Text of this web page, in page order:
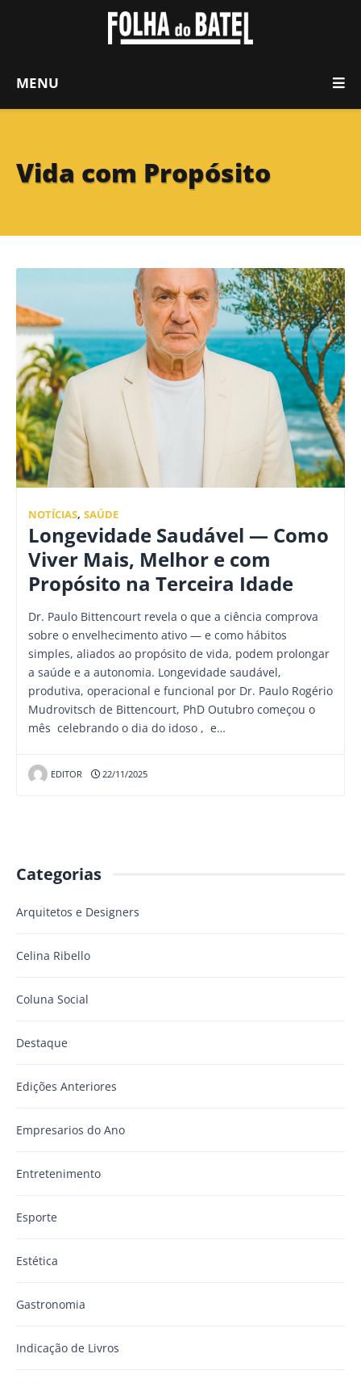
MENU
Vida com Propósito
NOTÍCIAS, SAÚDE
Longevidade Saudável — Como
Viver Mais, Melhor e com
Propósito na Terceira Idade
Dr. Paulo Bittencourt revela o que a ciência comprova
sobre o envelhecimento ativo — e como hábitos
simples, aliados ao propósito de vida, podem prolongar
a saúde e a autonomia. Longevidade saudável,
produtiva, operacional e funcional por Dr. Paulo Rogério
Mudrovitsch de Bittencourt, PhD Outubro começou o
mês celebrando o dia do idoso , e…
EDITOR 22/11/2025
Categorias
Arquitetos e Designers
Celina Ribello
Coluna Social
Destaque
Edições Anteriores
Empresarios do Ano
Entretenimento
Esporte
Estética
Gastronomia
Indicação de Livros